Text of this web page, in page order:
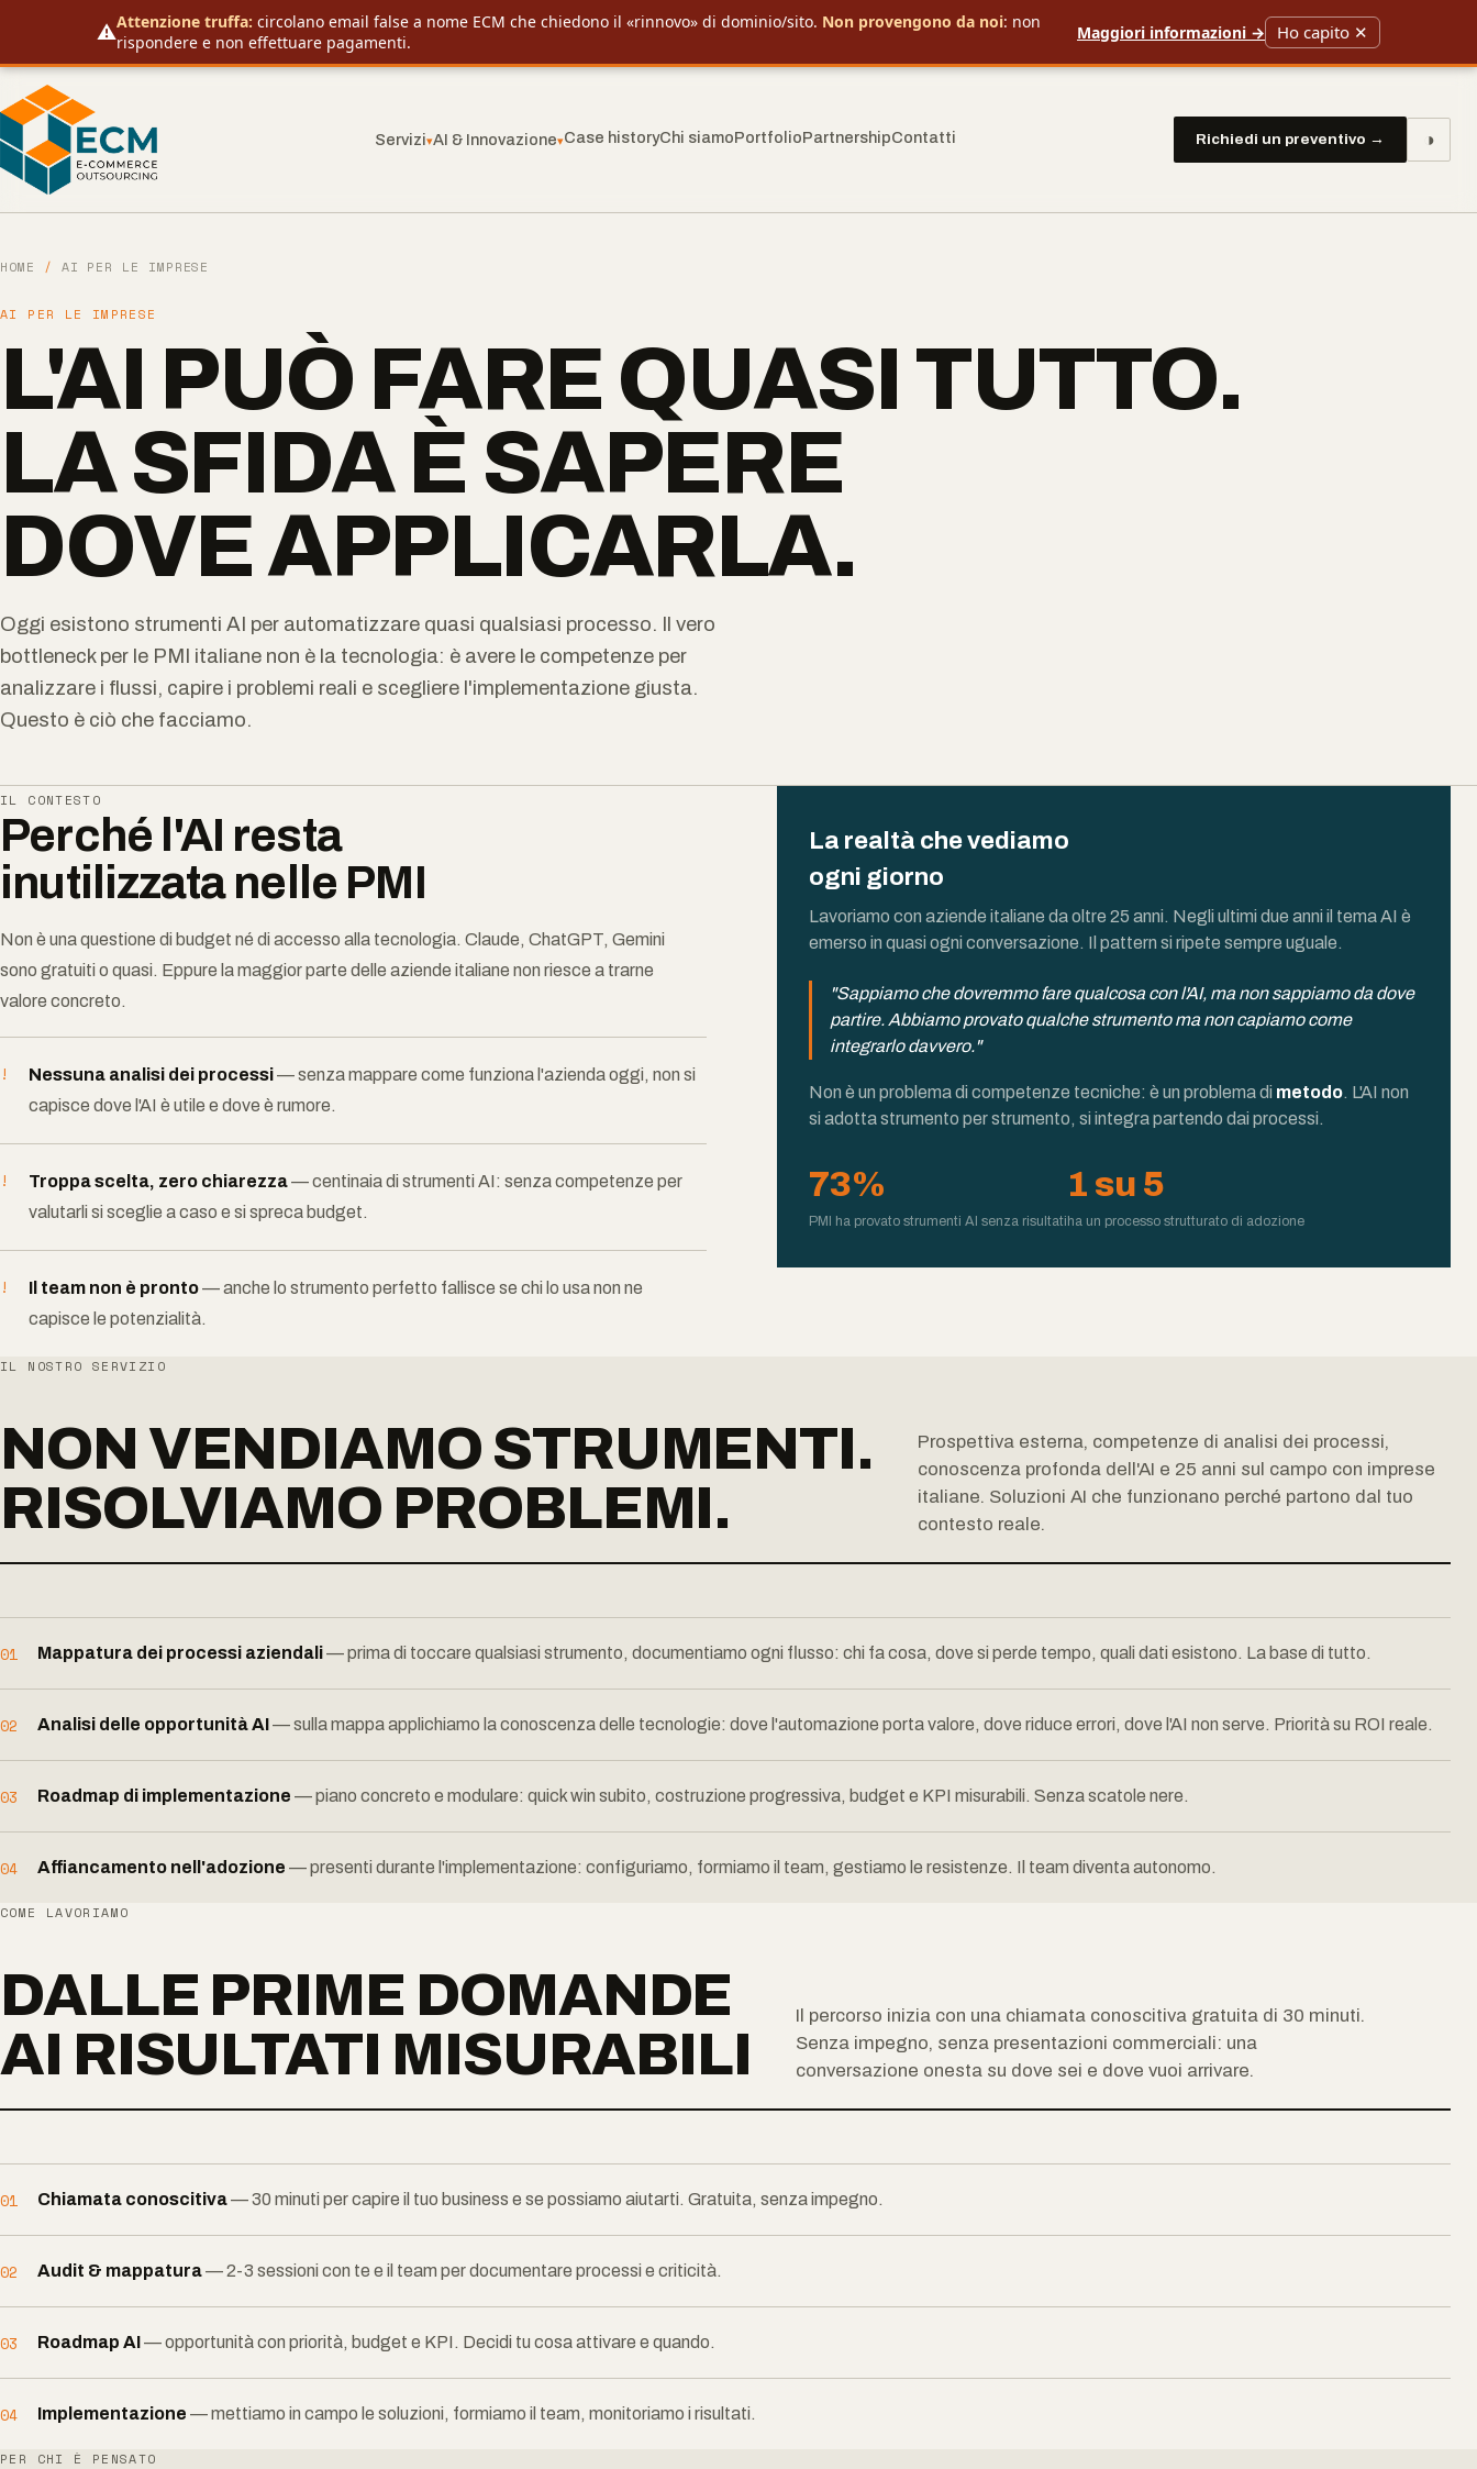
⚠️Attenzione truffa: circolano email false a nome ECM che chiedono il «rinnovo» di dominio/sito. Non provengono da noi: non
rispondere e non effettuare pagamenti.
Maggiori informazioni → Ho capito ✕
Servizi▾AI & Innovazione▾Case historyChi siamoPortfolioPartnershipContatti Richiedi un preventivo → ◑
HOME / AI PER LE IMPRESE
AI PER LE IMPRESE
L'AI PUÒ FARE QUASI TUTTO.
LA SFIDA È SAPERE
DOVE APPLICARLA.
Oggi esistono strumenti AI per automatizzare quasi qualsiasi processo. Il vero
bottleneck per le PMI italiane non è la tecnologia: è avere le competenze per
analizzare i flussi, capire i problemi reali e scegliere l'implementazione giusta.
Questo è ciò che facciamo.
IL CONTESTO
Perché l'AI resta
inutilizzata nelle PMI
Non è una questione di budget né di accesso alla tecnologia. Claude, ChatGPT, Gemini
sono gratuiti o quasi. Eppure la maggior parte delle aziende italiane non riesce a trarne
valore concreto.
! Nessuna analisi dei processi— senza mappare come funziona l'azienda oggi, non si
capisce dove l'AI è utile e dove è rumore.
! Troppa scelta, zero chiarezza— centinaia di strumenti AI: senza competenze per
valutarli si sceglie a caso e si spreca budget.
! Il team non è pronto— anche lo strumento perfetto fallisce se chi lo usa non ne
capisce le potenzialità.
La realtà che vediamo
ogni giorno
Lavoriamo con aziende italiane da oltre 25 anni. Negli ultimi due anni il tema AI è
emerso in quasi ogni conversazione. Il pattern si ripete sempre uguale.
"Sappiamo che dovremmo fare qualcosa con l'AI, ma non sappiamo da dove
partire. Abbiamo provato qualche strumento ma non capiamo come
integrarlo davvero."
Non è un problema di competenze tecniche: è un problema di metodo. L'AI non
si adotta strumento per strumento, si integra partendo dai processi.
73%
PMI ha provato strumenti AI senza risultati
1 su 5
ha un processo strutturato di adozione
IL NOSTRO SERVIZIO
NON VENDIAMO STRUMENTI.
RISOLVIAMO PROBLEMI.
Prospettiva esterna, competenze di analisi dei processi,
conoscenza profonda dell'AI e 25 anni sul campo con imprese
italiane. Soluzioni AI che funzionano perché partono dal tuo
contesto reale.
01 Mappatura dei processi aziendali— prima di toccare qualsiasi strumento, documentiamo ogni flusso: chi fa cosa, dove si perde tempo, quali dati esistono. La base di tutto.
02 Analisi delle opportunità AI— sulla mappa applichiamo la conoscenza delle tecnologie: dove l'automazione porta valore, dove riduce errori, dove l'AI non serve. Priorità su ROI reale.
03 Roadmap di implementazione — piano concreto e modulare: quick win subito, costruzione progressiva, budget e KPI misurabili. Senza scatole nere.
04 Affiancamento nell'adozione — presenti durante l'implementazione: configuriamo, formiamo il team, gestiamo le resistenze. Il team diventa autonomo.
COME LAVORIAMO
DALLE PRIME DOMANDE
AI RISULTATI MISURABILI
Il percorso inizia con una chiamata conoscitiva gratuita di 30 minuti.
Senza impegno, senza presentazioni commerciali: una
conversazione onesta su dove sei e dove vuoi arrivare.
01 Chiamata conoscitiva— 30 minuti per capire il tuo business e se possiamo aiutarti. Gratuita, senza impegno.
02 Audit & mappatura— 2-3 sessioni con te e il team per documentare processi e criticità.
03 Roadmap AI— opportunità con priorità, budget e KPI. Decidi tu cosa attivare e quando.
04 Implementazione — mettiamo in campo le soluzioni, formiamo il team, monitoriamo i risultati.
PER CHI È PENSATO